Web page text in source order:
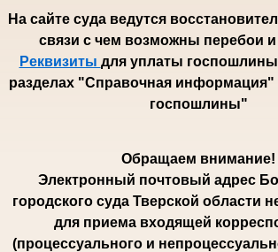
На сайте суда ведутся
связи с чем возможны перебои
Реквизиты для уплаты
разделах "Справочная информация"
госпошлины"
Обращаем внимание!
Электронный почтовый адрес
городского суда Тверской области
для приема входящей
(процессуального и